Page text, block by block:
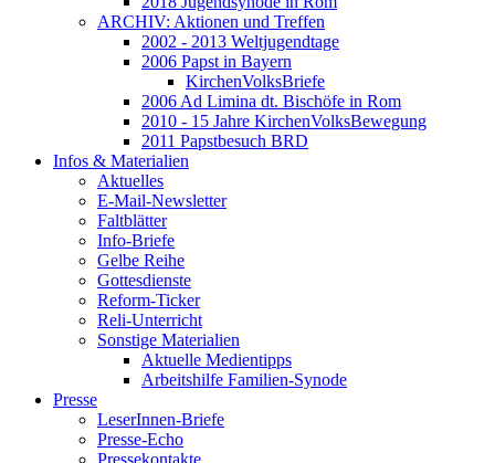
ARCHIV: Aktionen und Treffen
2002 - 2013 Weltjugendtage
2006 Papst in Bayern
KirchenVolksBriefe
2006 Ad Limina dt. Bischöfe in Rom
2010 - 15 Jahre KirchenVolksBewegung
2011 Papstbesuch BRD
Infos & Materialien
Aktuelles
E-Mail-Newsletter
Faltblätter
Info-Briefe
Gelbe Reihe
Gottesdienste
Reform-Ticker
Reli-Unterricht
Sonstige Materialien
Aktuelle Medientipps
Arbeitshilfe Familien-Synode
Presse
LeserInnen-Briefe
Presse-Echo
Pressekontakte